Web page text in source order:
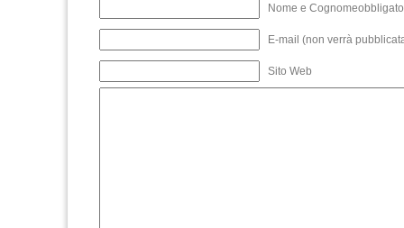
Nome e
E-mail (non verrà
Sito Web